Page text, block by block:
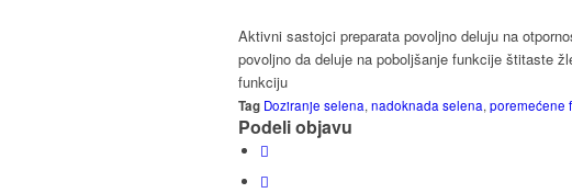
Aktivni sastojci preparata povoljno deluju na
povoljno da deluje na poboljšanje funkcije štitaste
funkciju
Tag Doziranje selena, nadoknada selena, poremećene
Podeli objavu